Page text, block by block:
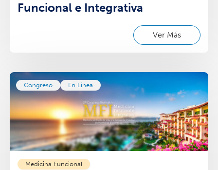
Funcional e Integrativa
Ver Más
Congreso En Línea
Medicina Funcional